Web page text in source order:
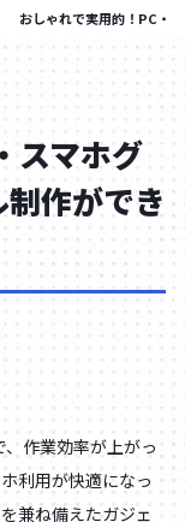
おしゃれで実用的！PC・
スマホグ
作ができ
作業効率が上がっ
利用が快適になっ
兼ね備えたガジェ